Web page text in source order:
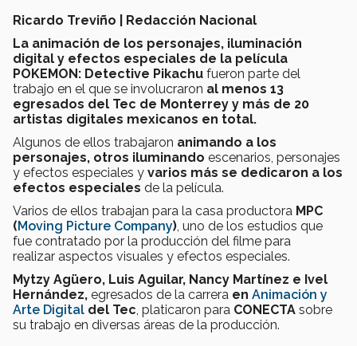
Ricardo Treviño | Redacción Nacional
La animación de los personajes, iluminación
digital y efectos especiales de la película
POKEMON: Detective Pikachu fueron parte del
trabajo en el que se involucraron al menos 13
egresados del Tec de Monterrey y más de 20
artistas digitales mexicanos en total.
Algunos de ellos trabajaron animando a los
personajes, otros iluminando escenarios, personajes
y efectos especiales y varios más se dedicaron a los
efectos especiales de la película.
Varios de ellos trabajan para la casa productora MPC
(Moving Picture Company) , uno de los estudios que
fue contratado por la producción del filme para
realizar aspectos visuales y efectos especiales.
Mytzy Agüero, Luis Aguilar, Nancy Martínez e Ivel
Hernández, egresados de la carrera en Animación y
Arte Digital del Tec platicaron para CONECTA sobre
su trabajo en diversas áreas de la producción.